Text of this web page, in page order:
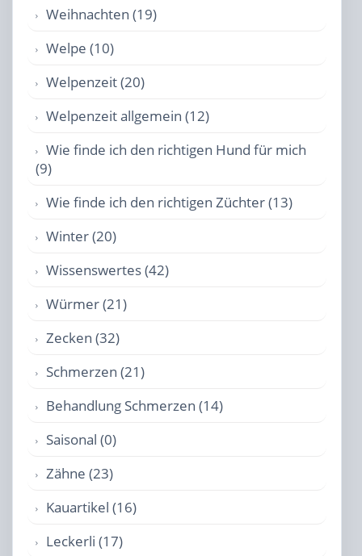
Weihnachten (19)
Welpe (10)
Welpenzeit (20)
Welpenzeit allgemein (12)
Wie finde ich den richtigen Hund für mich
(9)
Wie finde ich den richtigen Züchter (13)
Winter (20)
Wissenswertes (42)
Würmer (21)
Zecken (32)
Schmerzen (21)
Behandlung Schmerzen (14)
Saisonal (0)
Zähne (23)
Kauartikel (16)
Leckerli (17)